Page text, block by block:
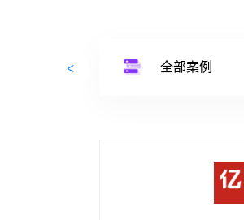
全部案例